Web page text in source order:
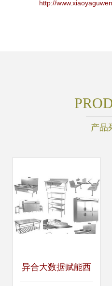
http://
产品
异合大数据赋能西